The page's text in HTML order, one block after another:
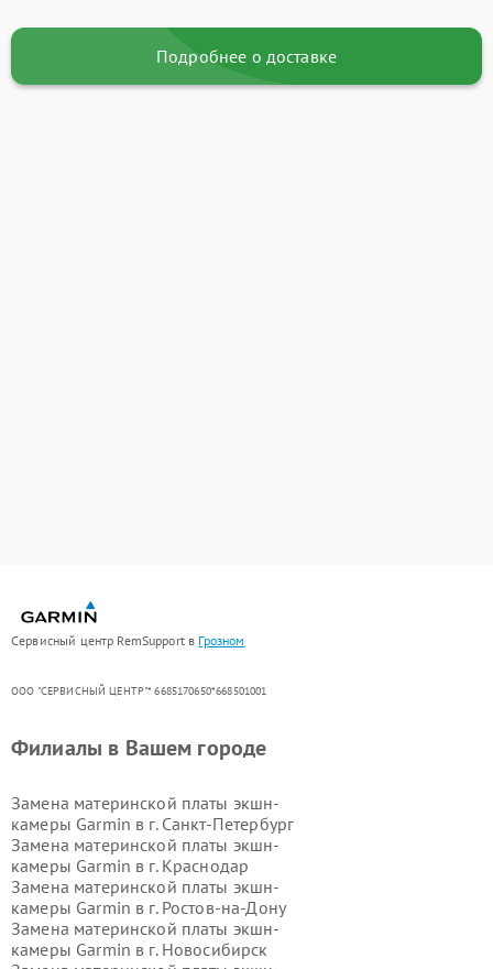
Подробнее о доставке
Сервисный центр RemSupport в Грозном
ООО "СЕРВИСНЫЙ ЦЕНТР"* 6685170650*668501001
Филиалы в Вашем городе
Замена материнской платы экшн-
камеры Garmin в г. Санкт-Петербург
Замена материнской платы экшн-
камеры Garmin в г. Краснодар
Замена материнской платы экшн-
камеры Garmin в г. Ростов-на-Дону
Замена материнской платы экшн-
камеры Garmin в г. Новосибирск